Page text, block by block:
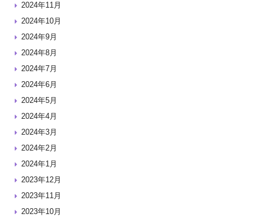
2024年11月
2024年10月
2024年9月
2024年8月
2024年7月
2024年6月
2024年5月
2024年4月
2024年3月
2024年2月
2024年1月
2023年12月
2023年11月
2023年10月